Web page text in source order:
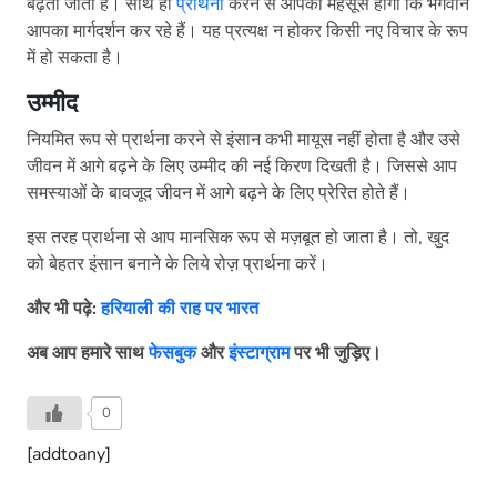
आपका मार्गदर्शन कर रहे हैं। यह प्रत्यक्ष न होकर किसी नए विचार के रूप
में हो सकता है।
उम्मीद
नियमित रूप से प्रार्थना करने से इंसान कभी मायूस नहीं होता है और उसे
जीवन में आगे बढ़ने के लिए उम्मीद की नई किरण दिखती है। जिससे आप
समस्याओं के बावजूद जीवन में आगे बढ़ने के लिए प्रेरित होते हैं।
इस तरह प्रार्थना से आप मानसिक रूप से मज़बूत हो जाता है। तो, खुद
को बेहतर इंसान बनाने के लिये रोज़ प्रार्थना करें।
और भी पढ़े:हरियाली की राह पर भारत
अब आप हमारे साथफेसबुकऔरइंस्टाग्रामपर भी जुड़िए।
0
[addtoany]